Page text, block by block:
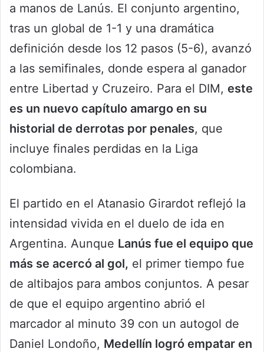
a manos de Lanús. El conjunto argentino,
tras un global de 1-1 y una dramática
definición desde los 12 pasos (5-6), avanzó
a las semifinales, donde espera al ganador
entre Libertad y Cruzeiro. Para el DIM, este
es un nuevo capítulo amargo en su
historial de derrotas por penales, que
incluye finales perdidas en la Liga
colombiana.
El partido en el Atanasio Girardot reflejó la
intensidad vivida en el duelo de ida en
Argentina. Aunque Lanús fue el equipo que
más se acercó al gol, el primer tiempo fue
de altibajos para ambos conjuntos. A pesar
de que el equipo argentino abrió el
marcador al minuto 39 con un autogol de
Daniel Londoño, Medellín logró empatar en